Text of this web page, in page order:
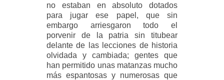
no estaban en absoluto dotados
para jugar ese papel, que sin
embargo arriesgaron todo el
porvenir de la patria sin titubear
delante de las lecciones de historia
olvidada y cambiada; gentes que
han permitido unas matanzas mucho
más espantosas y numerosas que